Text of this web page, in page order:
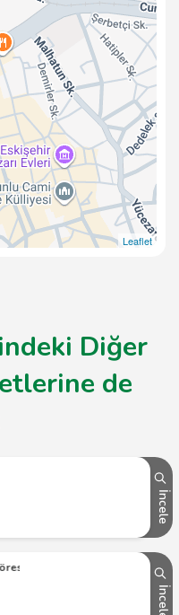
Leaflet
Diğer
de
İncele
Gıda Ürünleri
İncele